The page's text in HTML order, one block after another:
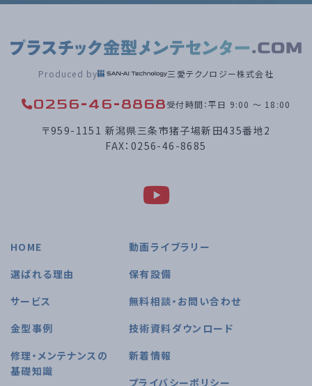
Produced by 三愛テクノロジー株式会社
0256-46-8868受付時間：平日 9:00 〜 18:00
〒959-1151 新潟県三条市猪子場新田435番地2
FAX：0256-46-8685
HOME
選ばれる理由
サービス
金型事例
修理・メンテナンスの
基礎知識
動画ライブラリー
保有設備
無料相談・お問い合わせ
技術資料ダウンロード
新着情報
プライバシーポリシー